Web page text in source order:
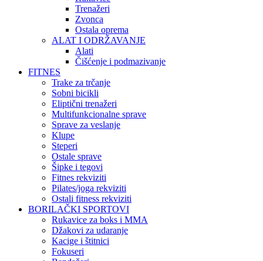
Trenažeri
Zvonca
Ostala oprema
ALAT I ODRŽAVANJE
Alati
Čišćenje i podmazivanje
FITNES
Trake za trčanje
Sobni bicikli
Eliptični trenažeri
Multifunkcionalne sprave
Sprave za veslanje
Klupe
Steperi
Ostale sprave
Šipke i tegovi
Fitnes rekviziti
Pilates/joga rekviziti
Ostali fitness rekviziti
BORILAČKI SPORTOVI
Rukavice za boks i MMA
Džakovi za udaranje
Kacige i štitnici
Fokuseri